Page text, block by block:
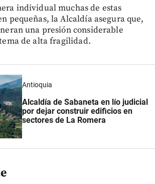
individual muchas de estas
pequeñas, la Alcaldía asegura que,
una presión considerable
de alta fragilidad.
Antioquia
Alcaldía de Sabaneta en lío judicial
por dejar construir edificios en
sectores de La Romera